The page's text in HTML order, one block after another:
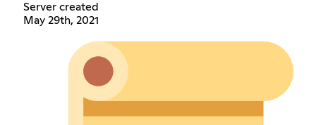
Server created
May 29th, 2021